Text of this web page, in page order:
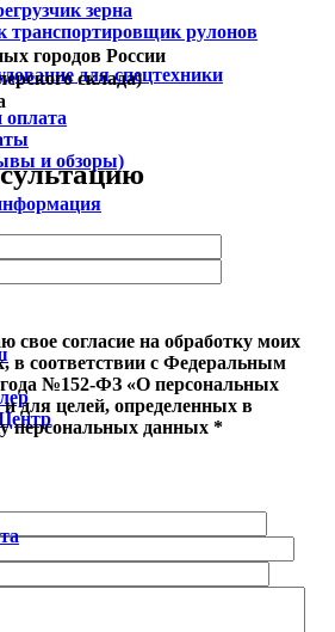
зерна
транспортировщик рулонов
для спецтехники
оплата
и обзоры)
городов России
склада)
согласие на обработку моих
в соответствии с Федеральным
года №152-ФЗ «О персональных
для целей, определенных в
персональных данных *